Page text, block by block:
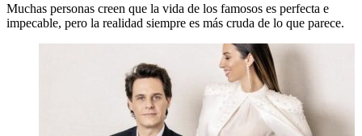
Muchas personas creen que la vida de los famosos es perfecta e
impecable, pero la realidad siempre es más cruda de lo que parece.